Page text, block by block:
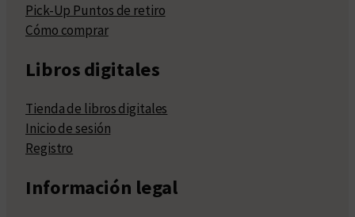
Pick-Up Puntos de retiro
Cómo comprar
Libros digitales
Tienda de libros digitales
Inicio de sesión
Registro
Información legal